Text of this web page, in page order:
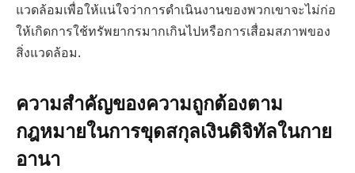
แวดล้อมเพื่อให้แน่ใจว่าการดำเนินงานของพวกเขาจะไม่ก่อ
ให้เกิดการใช้ทรัพยากรมากเกินไปหรือการเสื่อมสภาพของ
สิ่งแวดล้อม.
ความสำคัญของความถูกต้องตาม
กฎหมายในการขุดสกุลเงินดิจิทัลในกาย
อานา